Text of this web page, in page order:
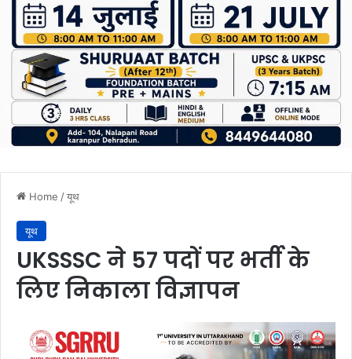
Home /यूथ
यूथ
UKSSSC ने 57 पदों पर भर्ती के
लिए निकाला विज्ञापन